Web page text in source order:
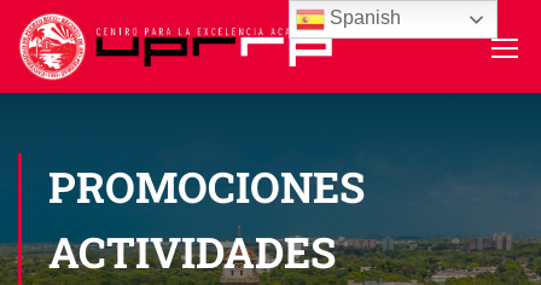
PROMOCIONES
ACTIVIDADES
Spanish